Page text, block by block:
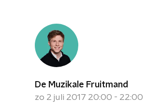
De Muzikale Fruitmand
zo 2 juli 2017 20:00 - 22:00